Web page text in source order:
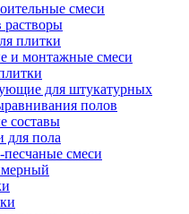
смеси
растворы
плитки
и монтажные смеси
для штукатурных
полов
составы
для пола
смеси